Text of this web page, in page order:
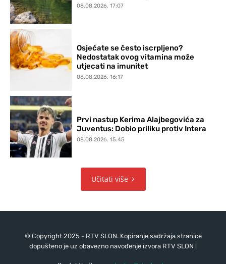
08.08.2026. 17:07
Osjećate se često iscrpljeno?
Nedostatak ovog vitamina može
utjecati na imunitet
08.08.2026. 16:17
Prvi nastup Kerima Alajbegovića za
Juventus: Dobio priliku protiv Intera
08.08.2026. 15:45
Učitati više
© Copyright 2025 - RTV SLON. Kopiranje sadržaja stranice
dopušteno je uz obavezno navođenje izvora RTV SLON |